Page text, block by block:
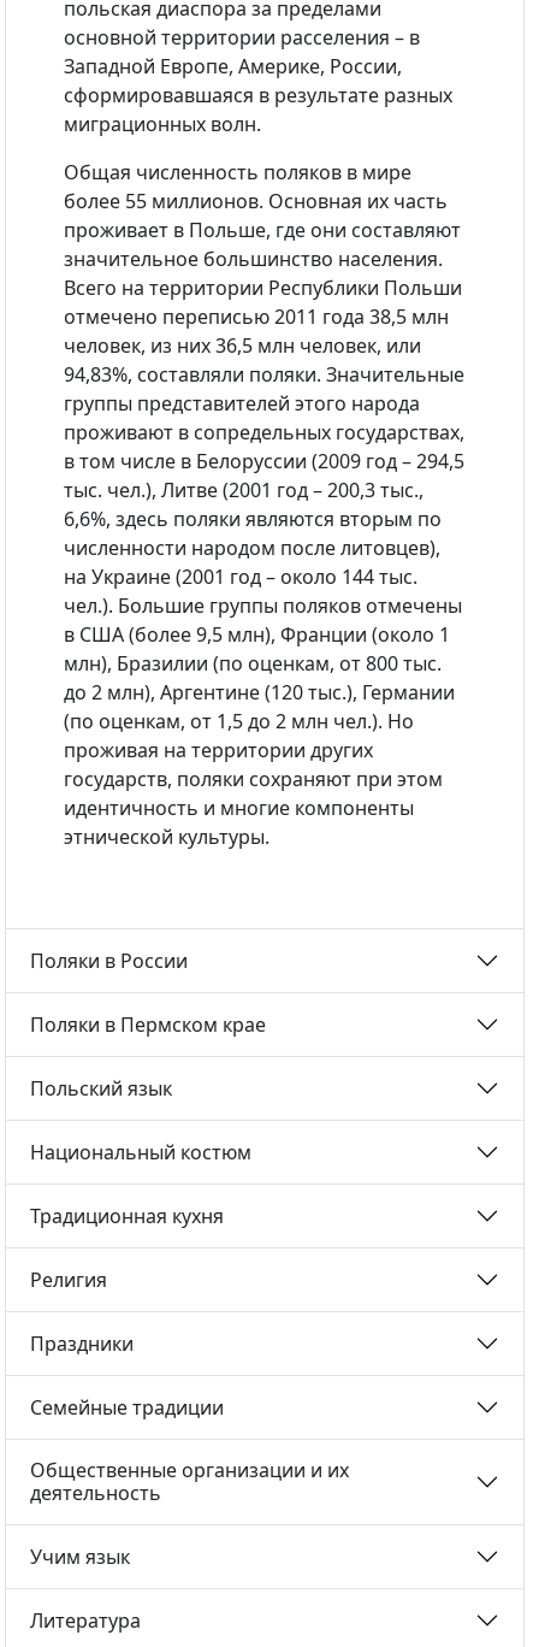
польская диаспора за пределами
основной территории расселения – в
Западной Европе, Америке, России,
сформировавшаяся в результате разных
миграционных волн.
Общая численность поляков в мире
более 55 миллионов. Основная их часть
проживает в Польше, где они составляют
значительное большинство населения.
Всего на территории Республики Польши
отмечено переписью 2011 года 38,5 млн
человек, из них 36,5 млн человек, или
94,83%, составляли поляки. Значительные
группы представителей этого народа
проживают в сопредельных государствах,
в том числе в Белоруссии (2009 год – 294,5
тыс. чел.), Литве (2001 год – 200,3 тыс.,
6,6%, здесь поляки являются вторым по
численности народом после литовцев),
на Украине (2001 год – около 144 тыс.
чел.). Большие группы поляков отмечены
в США (более 9,5 млн), Франции (около 1
млн), Бразилии (по оценкам, от 800 тыс.
до 2 млн), Аргентине (120 тыс.), Германии
(по оценкам, от 1,5 до 2 млн чел.). Но
проживая на территории других
государств, поляки сохраняют при этом
идентичность и многие компоненты
этнической культуры.
Поляки в России
Поляки в Пермском крае
Польский язык
Национальный костюм
Традиционная кухня
Религия
Праздники
Семейные традиции
Общественные организации и их
деятельность
Учим язык
Литература